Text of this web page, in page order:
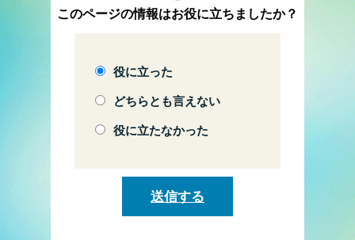
このページの情報はお役に立ちましたか？
役に立った
どちらとも言えない
役に立たなかった